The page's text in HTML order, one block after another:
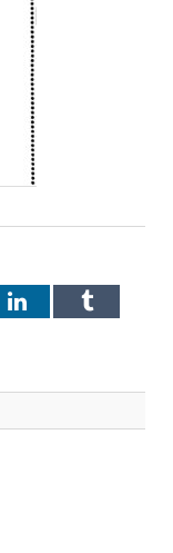
LinkedInTumblr